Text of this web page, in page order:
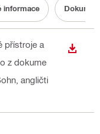
informace
přístroje a
z dokume
, angličti